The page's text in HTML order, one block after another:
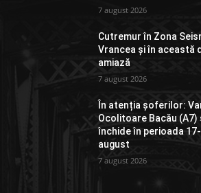
7 august 2026
Cutremur în Zona
Vrancea și în această
amiază
7 august 2026
În atenția șoferilor:
Ocolitoare Bacău (A7)
închide în perioada 17-
august
7 august 2026